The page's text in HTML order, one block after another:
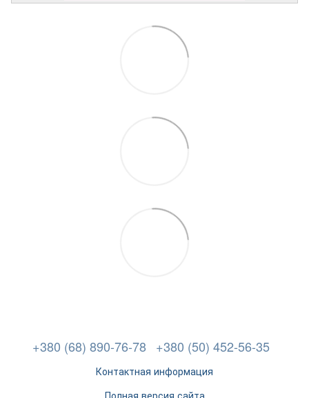
+380 (68) 890-76-78 +380 (50) 452-56-35
Контактная информация
Полная версия сайта